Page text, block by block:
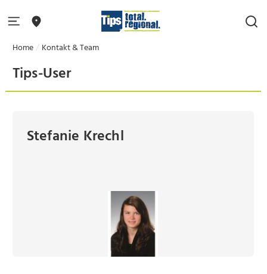
Home Kontakt & Team
Tips-User
Stefanie Krechl